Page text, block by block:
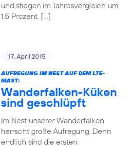
und stiegen im Jahresvergleich um
1,5 Prozent. […]
17. April 2015
AUFREGUNG IM NEST AUF DEM LTE-
MAST:
Wanderfalken-Küken
sind geschlüpft
Im Nest unserer Wanderfalken
herrscht große Aufregung. Denn
endlich sind die ersten